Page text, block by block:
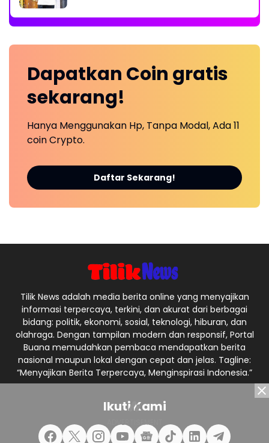
Dapatkan Coin gratis
sekarang!
Hanya Menggunakan Hp, Tanpa Modal, Ada 11
coin Crypto.
Daftar Sekarang!
Tilik News adalah media berita online yang menyajikan
informasi terpercaya, terkini, dan akurat dari berbagai
bidang: politik, ekonomi, sosial, teknologi, hiburan, dan
olahraga. Dengan tampilan modern dan responsif, Portal
Buana memudahkan pembaca mendapatkan berita
nasional maupun lokal dengan cepat dan jelas. Tagline:
“Menyajikan Berita Terpercaya, Menginspirasi Indonesia.”
Ikuti Kami